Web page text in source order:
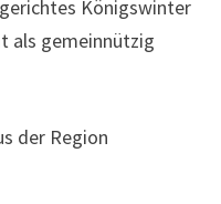
Königswinter
als gemeinnützig
der Region